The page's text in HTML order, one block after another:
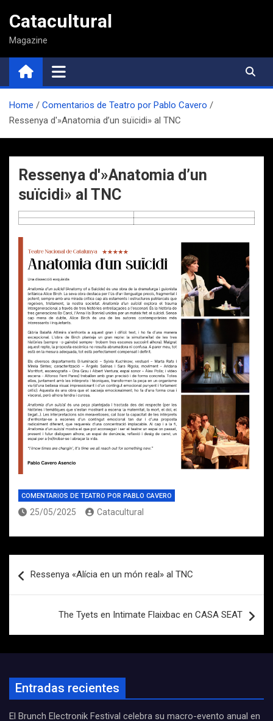
contenido
Catacultural
Magazine
Home
Comentarios de Teatro por Pablo Cavero
Ressenya d'»Anatomia d’un suïcidi» al TNC
Ressenya d'»Anatomia d’un
suïcidi» al TNC
COMENTARIOS DE TEATRO POR PABLO CAVERO
25/05/2025 Catacultural
de
Ressenya «Alícia en un món real» al TNC
The Tyets en Intimate Flaixbac en CASA SEAT
Entradas recientes
El Brunch Electronik Festival celebra su macro-evento anual en